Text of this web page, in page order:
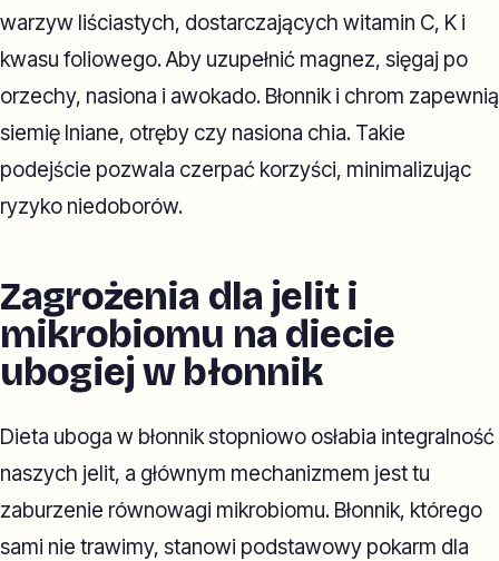
warzyw liściastych, dostarczających witamin C, K i
kwasu foliowego. Aby uzupełnić magnez, sięgaj po
orzechy, nasiona i awokado. Błonnik i chrom zapewnią
siemię lniane, otręby czy nasiona chia. Takie
podejście pozwala czerpać korzyści, minimalizując
ryzyko niedoborów.
Zagrożenia dla jelit i
mikrobiomu na diecie
ubogiej w błonnik
Dieta uboga w błonnik stopniowo osłabia integralność
naszych jelit, a głównym mechanizmem jest tu
zaburzenie równowagi mikrobiomu. Błonnik, którego
sami nie trawimy, stanowi podstawowy pokarm dla